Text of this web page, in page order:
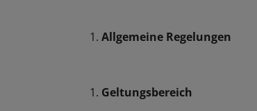
Allgemeine Regelungen
Geltungsbereich